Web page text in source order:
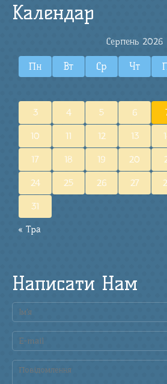
Календар
Серпень 2026
Пн Вт Ср Чт
« Тра
3 4 5 6
10 11 12 13
17 18 19 20
24 25 26 27
31
Написати Нам